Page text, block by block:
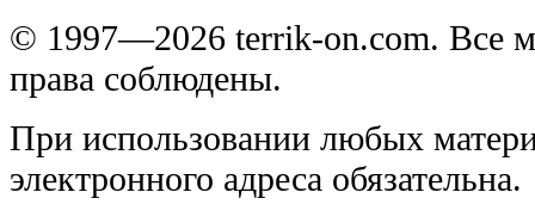
© 1997—2026 terrik-on.com. Все
права соблюдены.
При использовании любых
электронного адреса обязательна.